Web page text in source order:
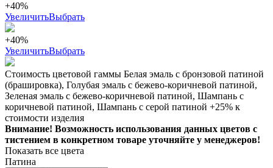
+40%
УвеличитьВыбрать
+40%
УвеличитьВыбрать
Стоимость цветовой гаммы Белая эмаль с бронзовой патиной
(брашировка), Голубая эмаль с бежево-коричневой патиной,
Зеленая эмаль с бежево-коричневой патиной, Шампань с
коричневой патиной, Шампань с серой патиной +25% к
стоимости изделия
Внимание! Возможность использования данных цветов с
тистением в конкретном товаре уточняйте у менеджеров!
Показать все цвета
Патина